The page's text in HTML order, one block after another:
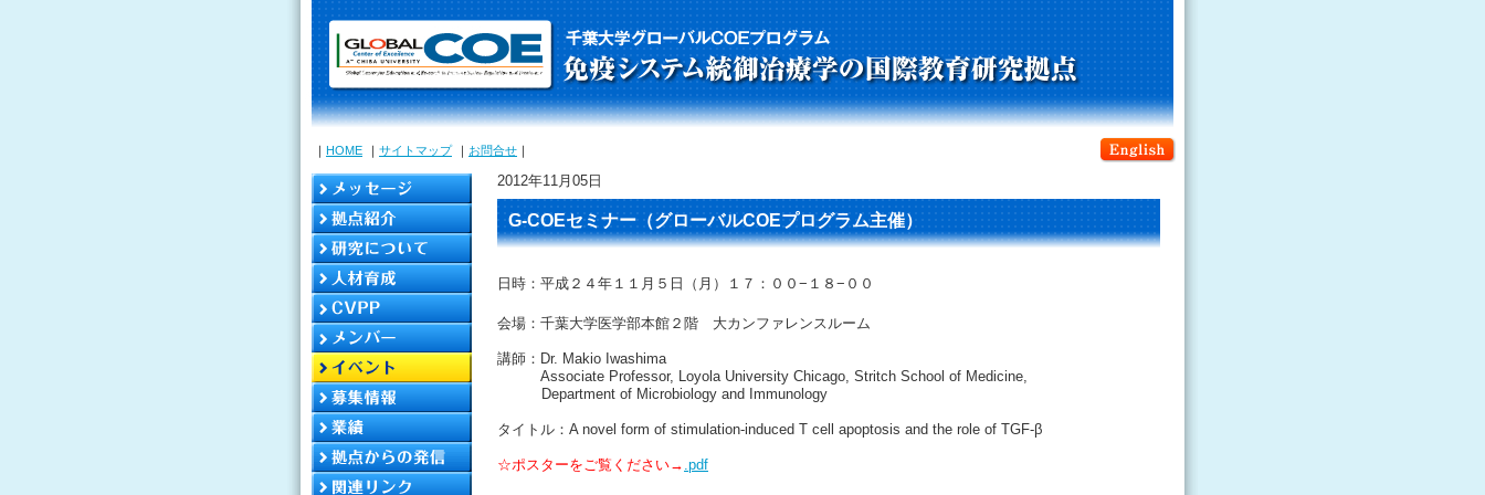
｜ HOME ｜ サイトマップ ｜ お問合せ ｜
2012年11月05日
G-COEセミナー（グローバルCOEプログラム主催）
日時：平成２４年１１月５日（月）１７：００−１８−００
会場：千葉大学医学部本館２階 大カンファレンスルーム
講師：Dr. Makio Iwashima
Associate Professor, Loyola University Chicago, Stritch School of Medicine,
Department of Microbiology and Immunology
タイトル：A novel form of stimulation-induced T cell apoptosis and the role of TGF-β
☆ポスターをご覧ください→ .pdf